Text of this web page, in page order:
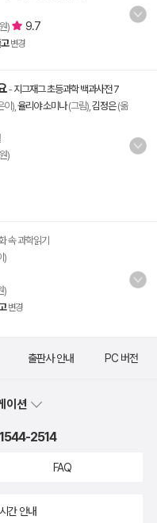
) 9.7
변경
- 지그재그 초등과학 백과사전 7
이), 율리야 소미나(그림), 김정은(옮
)
속 과학읽기
)
)
변경
출판사 안내 PC 버전
이션
1544-2514
FAQ
간 안내